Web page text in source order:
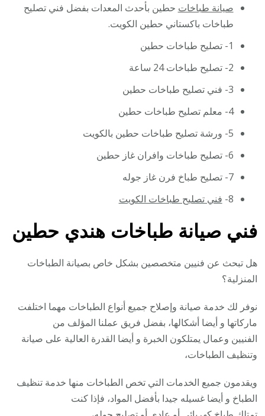
صيانة طباخات حطين بأحدث المعدات بفضل فني تصليح
طباخات باكستاني حطين الكويت.
1- تصليح طباخات حطين
2- تصليح طباخات 24 ساعة
3- فني تصليح طباخات حطين
4- معلم تصليح طباخات حطين
5- ورشة تصليح طباخات حطين بالكويت
6- تصليح طباخات وافران غاز حطين
7- تصليح طباخ فرن غاز جوله
8- فني تصليح طباخات الكويت
فني صيانة طباخات هندي حطين
هل تبحث عن فنيين متخصصين بشكل خاص بصيانة الطباخات
المنزلية؟
نوفر لك خدمة صيانة وإصلاح جميع أنواع الطباخات مهما اختلفت
ماركاتها و أيضا أشكالها، بفضل فريق عملنا المؤلف من
الفنيين وعمال يمتلكون الخبرة و أيضا القدرة العالية على صيانة
وتنظيف الطباخات،
ويقدمون جميع الخدمات التي تخص الطباخات منها خدمة تنظيف
الطباخ و أيضا غسيله جيدا بأفضل المواد، فإذا كنت